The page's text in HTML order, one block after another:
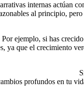
internas actúan
al principio,
ejemplo, si has
ya que el crecimiento
profundos en tu